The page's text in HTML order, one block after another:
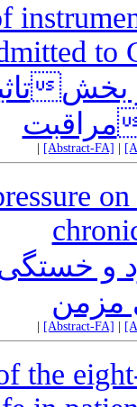
to
تاثیر
[Abstract-FA]
خستگی
مزمن
[Abstract-FA]
the